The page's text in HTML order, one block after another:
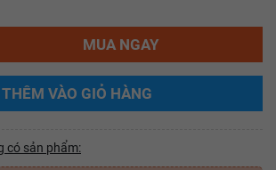
MUA NGAY
THÊM VÀO GIỎ HÀNG
có sản phẩm: